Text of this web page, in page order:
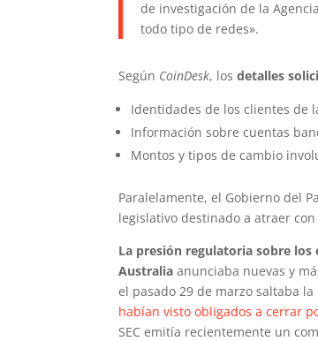
de investigación de la
todo tipo de redes».
Según CoinDesk, losdetalles
Identidades de los clientes de
Información sobre cuentas
Montos y tipos de cambio
Paralelamente, el Gobierno del
legislativo destinado a atraer
La presión regulatoria sobre
Australia anunciaba nuevas y
el pasado 29 de marzo saltaba
habían visto obligados a cerrar
SEC emitía recientemente un